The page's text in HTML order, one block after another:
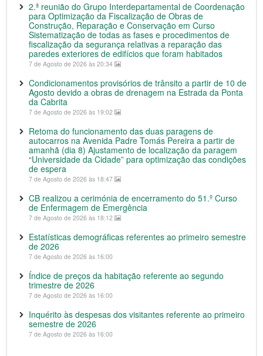
2.ª reunião do Grupo Interdepartamental de Coordenação
para Optimização da Fiscalização de Obras de
Construção, Reparação e Conservação em Curso
Sistematização de todas as fases e procedimentos de
fiscalização da segurança relativas a reparação das
paredes exteriores de edifícios que foram habitados
7 de Agosto de 2026 às 20:34
Condicionamentos provisórios de trânsito a partir de 10 de
Agosto devido a obras de drenagem na Estrada da Ponta
da Cabrita
7 de Agosto de 2026 às 19:02
Retoma do funcionamento das duas paragens de
autocarros na Avenida Padre Tomás Pereira a partir de
amanhã (dia 8) Ajustamento de localização da paragem
“Universidade da Cidade” para optimização das condições
de espera
7 de Agosto de 2026 às 18:47
CB realizou a cerimónia de encerramento do 51.º Curso
de Enfermagem de Emergência
7 de Agosto de 2026 às 18:12
Estatísticas demográficas referentes ao primeiro semestre
de 2026
7 de Agosto de 2026 às 16:00
Índice de preços da habitação referente ao segundo
trimestre de 2026
7 de Agosto de 2026 às 16:00
Inquérito às despesas dos visitantes referente ao primeiro
semestre de 2026
7 de Agosto de 2026 às 16:00